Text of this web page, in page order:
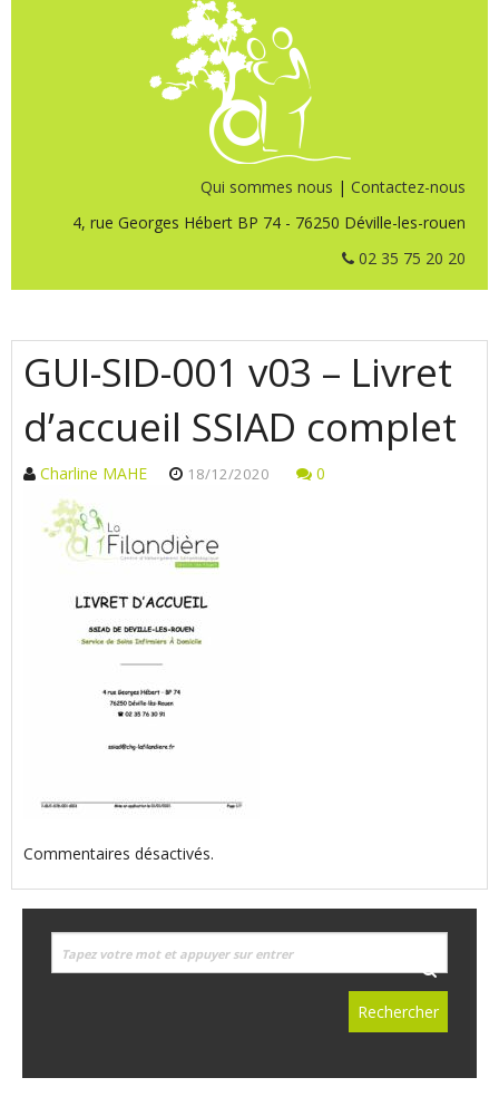
Qui sommes nous | Contactez-nous
4, rue Georges Hébert BP 74 - 76250 Déville-les-rouen
02 35 75 20 20
GUI-SID-001 v03 – Livret
d’accueil SSIAD complet
Charline MAHE 18/12/2020 0
Commentaires désactivés.